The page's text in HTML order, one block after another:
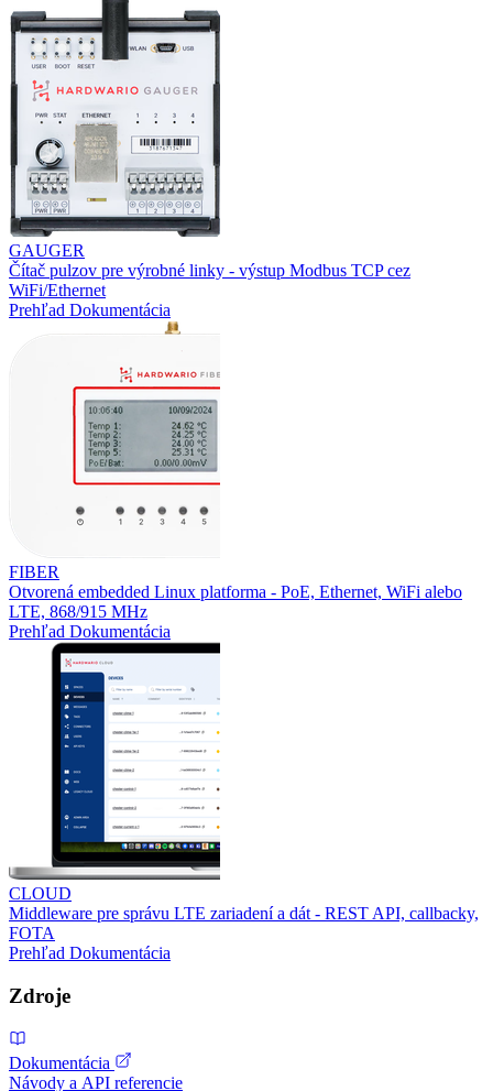
GAUGER
Čítač pulzov pre výrobné linky - výstup Modbus TCP cez
WiFi/Ethernet
Prehľad Dokumentácia
FIBER
Otvorená embedded Linux platforma - PoE, Ethernet, WiFi alebo
LTE, 868/915 MHz
Prehľad Dokumentácia
CLOUD
Middleware pre správu LTE zariadení a dát - REST API, callbacky,
FOTA
Prehľad Dokumentácia
Zdroje
Dokumentácia
Návody a API referencie